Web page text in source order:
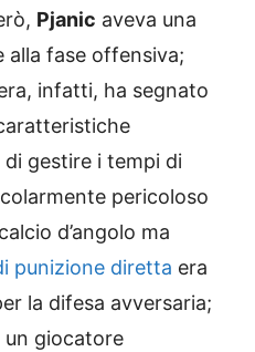
Pjanic aveva una
alla fase offensiva;
infatti, ha segnato
gestire i tempi di
pericoloso
d’angolo ma
punizione diretta era
la difesa avversaria;
un giocatore